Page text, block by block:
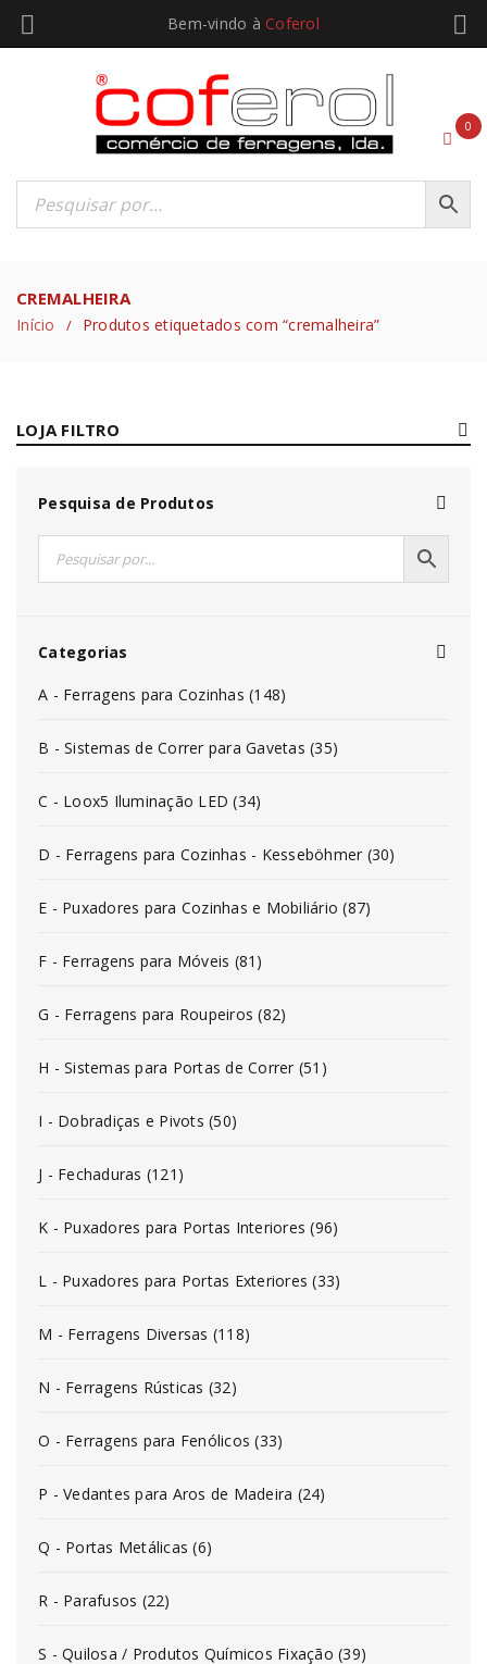
Bem-vindo à Coferol
0
CREMALHEIRA
Início / Produtos etiquetados com “cremalheira”
LOJA FILTRO
Pesquisa de Produtos
Categorias
A - Ferragens para Cozinhas (148)
B - Sistemas de Correr para Gavetas (35)
C - Loox5 Iluminação LED (34)
D - Ferragens para Cozinhas - Kesseböhmer (30)
E - Puxadores para Cozinhas e Mobiliário (87)
F - Ferragens para Móveis (81)
G - Ferragens para Roupeiros (82)
H - Sistemas para Portas de Correr (51)
I - Dobradiças e Pivots (50)
J - Fechaduras (121)
K - Puxadores para Portas Interiores (96)
L - Puxadores para Portas Exteriores (33)
M - Ferragens Diversas (118)
N - Ferragens Rústicas (32)
O - Ferragens para Fenólicos (33)
P - Vedantes para Aros de Madeira (24)
Q - Portas Metálicas (6)
R - Parafusos (22)
S - Quilosa / Produtos Químicos Fixação (39)